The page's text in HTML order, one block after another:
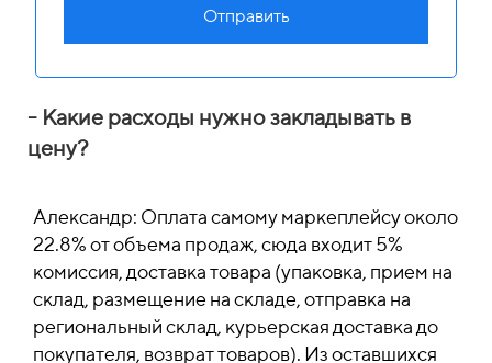
Отправить
- Какие расходы нужно закладывать в
цену?
Александр: Оплата самому маркеплейсу около
22.8% от объема продаж, сюда входит 5%
комиссия, доставка товара (упаковка, прием на
склад, размещение на складе, отправка на
региональный склад, курьерская доставка до
покупателя, возврат товаров). Из оставшихся